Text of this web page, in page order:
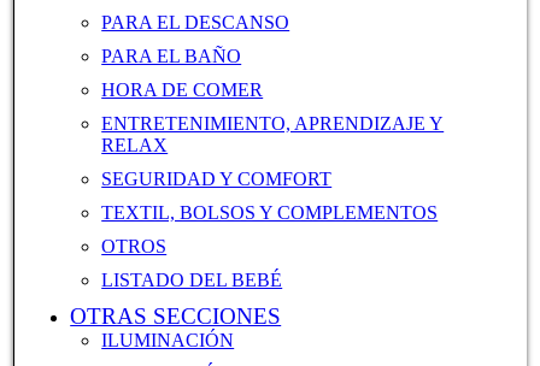
PARA EL DESCANSO
PARA EL BAÑO
HORA DE COMER
ENTRETENIMIENTO, APRENDIZAJE Y
RELAX
SEGURIDAD Y COMFORT
TEXTIL, BOLSOS Y COMPLEMENTOS
OTROS
LISTADO DEL BEBÉ
OTRAS SECCIONES
ILUMINACIÓN